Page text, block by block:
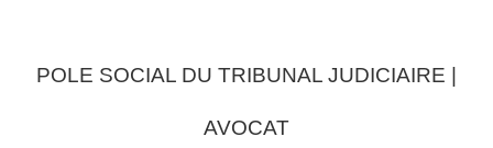
POLE SOCIAL DU TRIBUNAL JUDICIAIRE |
AVOCAT